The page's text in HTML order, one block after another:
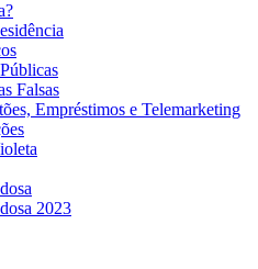
Falsas
Empréstimos e Telemarketing
2023